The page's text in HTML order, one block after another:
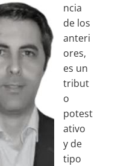
ncia
de los
anteri
ores,
es un
tribut
o
potest
ativo
y de
tipo